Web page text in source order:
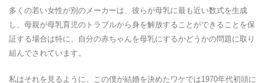
多くの若い女性が別のメーカーは、彼らが母乳に最も近い数式を生成
し、母親が母乳育児のトラブルから身を解放することができることを保
証する場合は特に、自分の赤ちゃんを母乳にするかどうかの問題に取り
組んでされています。
私はそれを見るように、この僕が結婚を決めたワケでは1970年代初頭に